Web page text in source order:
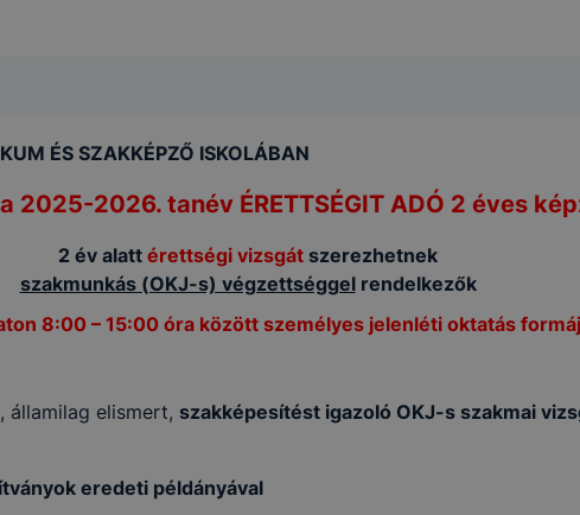
ÉS SZAKKÉPZŐ ISKOLÁBAN
a 2025-2026. tanév ÉRETTSÉGIT ADÓ 2 éves
2 év alatt érettségi vizsgát szerezhetnek
szakmunkás (OKJ-s) végzettséggelrendelkezők
8:00 – 15:00 óra között személyes jelenléti oktatás
államilag elismert, szakképesítést igazoló OKJ-s szakmai
eredeti példányával